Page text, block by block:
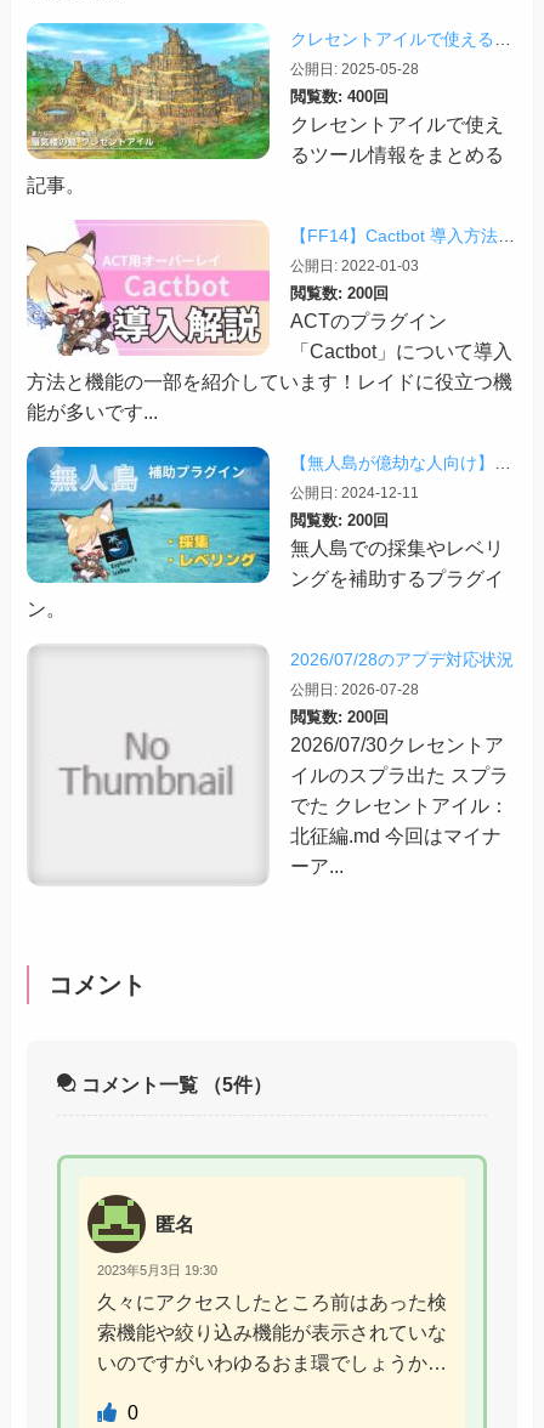
公開日: 2025-05-28
閲覧数: 400回
クレセントアイルで使え
るツール情報をまとめる
記事。
【FF14】Cactbot 導入方法と機能の紹介【2026/03更新】
公開日: 2022-01-03
閲覧数: 200回
ACTのプラグイン
「Cactbot」について導入
方法と機能の一部を紹介しています！レイドに役立つ機
能が多いです...
公開日: 2024-12-11
閲覧数: 200回
無人島での採集やレベリ
ングを補助するプラグイ
ン。
2026/07/28のアプデ対応状況
公開日: 2026-07-28
閲覧数: 200回
2026/07/30クレセントア
イルのスプラ出た スプラ
でた クレセントアイル：
北征編.md 今回はマイナ
ーア...
コメント
コメント一覧 （5件）
匿名
2023年5月3日 19:30
久々にアクセスしたところ前はあった検
索機能や絞り込み機能が表示されていな
いのですがいわゆるおま環でしょうか…
0